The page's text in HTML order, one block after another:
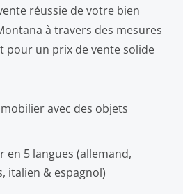
réussie de votre bien
à travers des mesures
pour un prix de vente solide
avec des objets
en 5 langues (allemand,
italien & espagnol)